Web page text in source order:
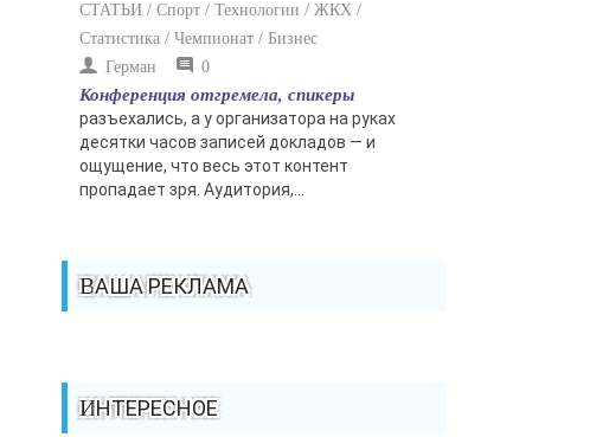
СТАТЬИ / Спорт / Технологии / ЖКХ /
Статистика / Чемпионат / Бизнес
Герман
0
Конференция отгремела, спикеры
разъехались, а у организатора на руках
десятки часов записей докладов — и
ощущение, что весь этот контент
пропадает зря. Аудитория,...
ВАША РЕКЛАМА
ИНТЕРЕСНОЕ